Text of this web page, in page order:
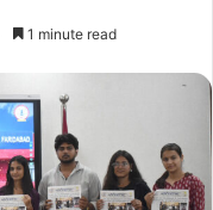
1 minute read